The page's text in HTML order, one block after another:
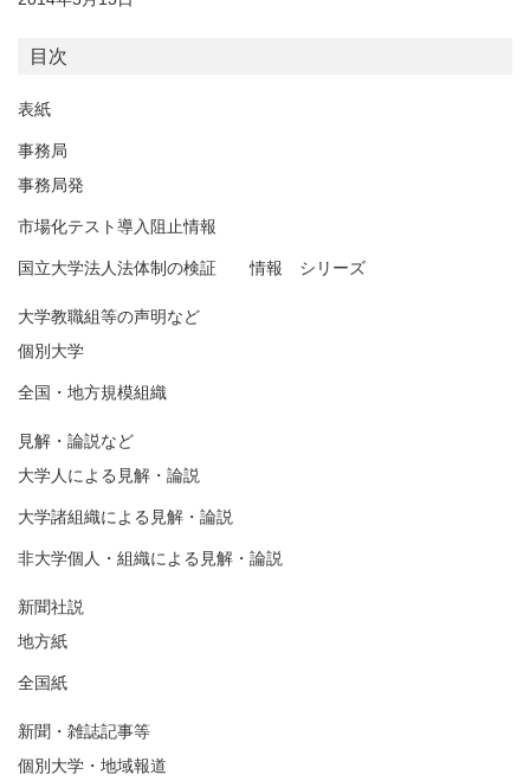
目次
表紙
事務局
事務局発
市場化テスト導入阻止情報
国立大学法人法体制の検証 情報 シリーズ
大学教職組等の声明など
個別大学
全国・地方規模組織
見解・論説など
大学人による見解・論説
大学諸組織による見解・論説
非大学個人・組織による見解・論説
新聞社説
地方紙
全国紙
新聞・雑誌記事等
個別大学・地域報道